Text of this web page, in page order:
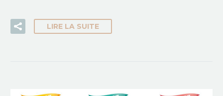
LIRE LA SUITE